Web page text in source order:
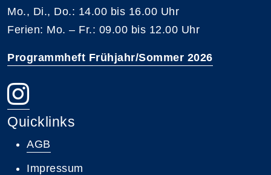
Mo., Di., Do.: 14.00 bis 16.00 Uhr
Ferien: Mo. – Fr.: 09.00 bis 12.00 Uhr
Programmheft Frühjahr/Sommer 2026
Quicklinks
AGB
Impressum